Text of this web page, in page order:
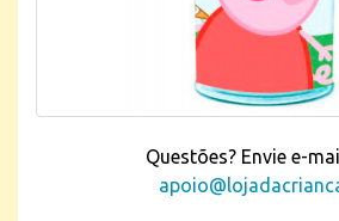
Questões? Envie e-